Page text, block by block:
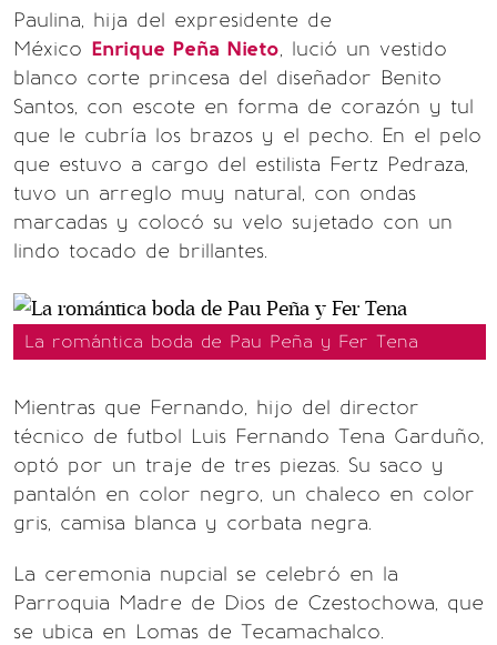
Paulina, hija del expresidente de
México Enrique Peña Nieto, lució un vestido
blanco corte princesa del diseñador Benito
Santos, con escote en forma de corazón y tul
que le cubría los brazos y el pecho. En el pelo
que estuvo a cargo del estilista Fertz Pedraza,
tuvo un arreglo muy natural, con ondas
marcadas y colocó su velo sujetado con un
lindo tocado de brillantes.
La romántica boda de Pau Peña y Fer Tena
Mientras que Fernando, hijo del director
técnico de futbol Luis Fernando Tena Garduño,
optó por un traje de tres piezas. Su saco y
pantalón en color negro, un chaleco en color
gris, camisa blanca y corbata negra.
La ceremonia nupcial se celebró en la
Parroquia Madre de Dios de Czestochowa, que
se ubica en Lomas de Tecamachalco.